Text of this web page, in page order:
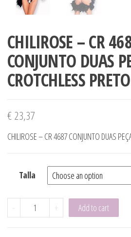
CHILIROSE – CR
CONJUNTO DUAS
CROTCHLESS
€23,37
CHILIROSE – CR 4687 CONJUNTO DUAS
Talla
- CHILIROSE - CR 4687
+ Add to cart